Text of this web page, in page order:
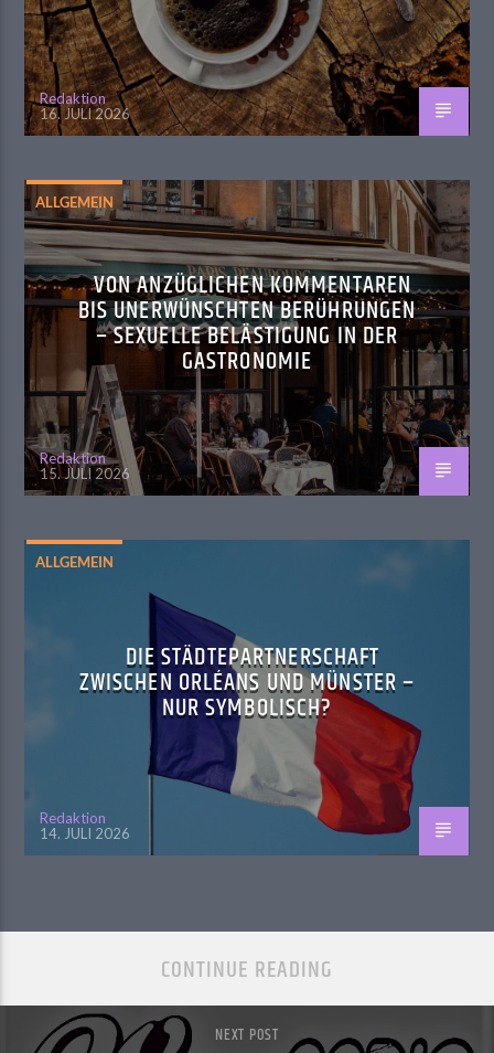
Redaktion
16. JULI 2026
ALLGEMEIN
VON ANZÜGLICHEN KOMMENTAREN
BIS UNERWÜNSCHTEN BERÜHRUNGEN
– SEXUELLE BELÄSTIGUNG IN DER
GASTRONOMIE
Redaktion
15. JULI 2026
ALLGEMEIN
DIE STÄDTEPARTNERSCHAFT
ZWISCHEN ORLÉANS UND MÜNSTER –
NUR SYMBOLISCH?
Redaktion
14. JULI 2026
CONTINUE READING
NEXT POST